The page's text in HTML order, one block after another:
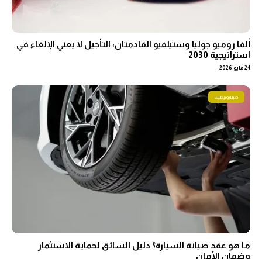
ألفا روميو جوليا وستيلفيو القادمتان: التأجيل لا يعني الإلغاء في
استراتيجية 2030
24 مايو 2026
صيانة وميكانيك
ما هو عقد صيانة السيارة؟ دليل السائق لحماية الاستثمار
وضمان الأمان